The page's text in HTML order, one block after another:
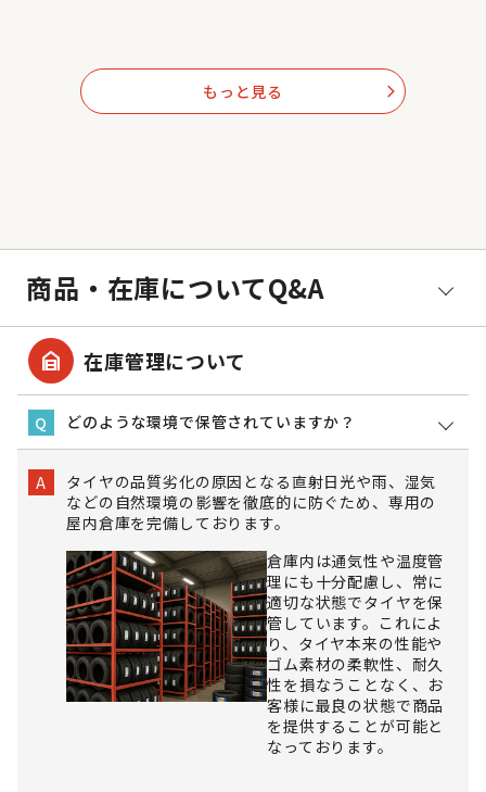
もっと見る arrow_forward_ios
商品・在庫についてQ&A
garage_home 在庫管理について
Q どのような環境で保管されていますか？
A
タイヤの品質劣化の原因となる直射日光や雨、湿気
などの自然環境の影響を徹底的に防ぐため、専用の
屋内倉庫を完備しております。
倉庫内は通気性や温度管
理にも十分配慮し、常に
適切な状態でタイヤを保
管しています。これによ
り、タイヤ本来の性能や
ゴム素材の柔軟性、耐久
性を損なうことなく、お
客様に最良の状態で商品
を提供することが可能と
なっております。